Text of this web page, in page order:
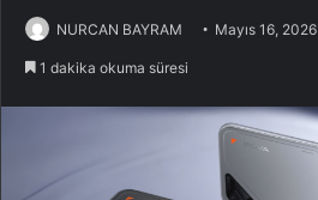
NURCAN BAYRAM Mayıs 16, 2026
1 dakika okuma süresi